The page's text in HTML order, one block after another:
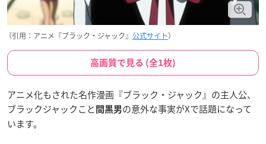
（引用：アニメ『ブラック・ジャック』 公式サイト）
高画質で見る (全1枚)
アニメ化もされた名作漫画『ブラック・ジャック』の主人公、
ブラックジャックこと 間黒男の意外な事実がXで話題になって
います。